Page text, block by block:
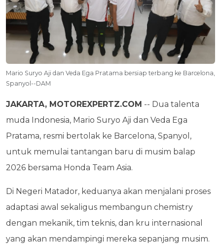
Mario Suryo Aji dan Veda Ega Pratama bersiap terbang ke Barcelona,
Spanyol--DAM
JAKARTA, MOTOREXPERTZ.COM -- Dua talenta
muda Indonesia, Mario Suryo Aji dan Veda Ega
Pratama, resmi bertolak ke Barcelona, Spanyol,
untuk memulai tantangan baru di musim balap
2026 bersama Honda Team Asia.
Di Negeri Matador, keduanya akan menjalani proses
adaptasi awal sekaligus membangun chemistry
dengan mekanik, tim teknis, dan kru internasional
yang akan mendampingi mereka sepanjang musim.